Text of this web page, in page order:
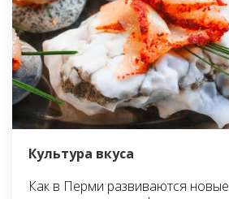
Культура вкуса
Как в Перми развиваются новые